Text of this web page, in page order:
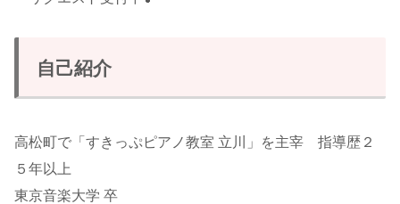
自己紹介
高松町で「すきっぷピアノ教室 立川」を主宰 指導歴２
５年以上
東京音楽大学 卒